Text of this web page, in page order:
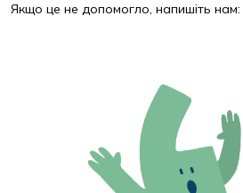
Якщо це не допомогло, напишіть нам: